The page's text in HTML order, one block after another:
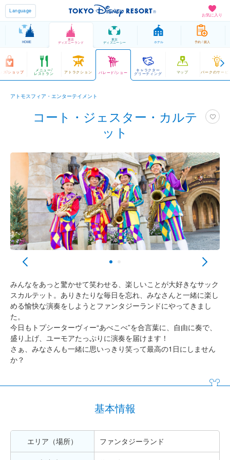
お気に入り
Language
HOME
東京
ディズニーランド
東京
ディズニーシー ホテル 予約 / 購入
ズ/ショップ メニュー/
レストラン アトラクション パレード/ショー キャラクター
グリーティング マップ パークのサービ
アトモスフィア・エンターテイメント
コート・ジェスター・カルテ
ット
みんなをあっと驚かせて笑わせる、楽しいことが大好きなサック
スカルテット。ありきたりな毎日を忘れ、みなさんと一緒に楽し
める愉快な演奏をしようとファンタジーランドにやってきまし
た。
今日もトプシーターヴィー“あべこべ”を合言葉に、自由に奏で、
盛り上げ、ユーモアたっぷりに演奏を届けます！
さぁ、みなさんも一緒に思いっきり笑って最高の1日にしません
か？
基本情報
エリア（場所） ファンタジーランド